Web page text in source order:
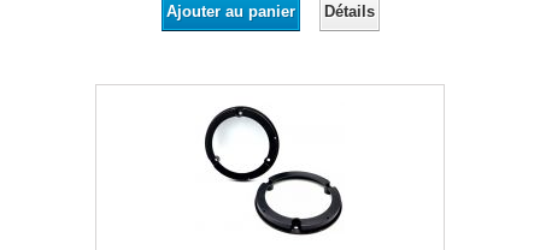
Ajouter au panier Détails